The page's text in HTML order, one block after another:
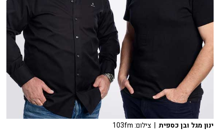
ינון מגל ובן כספית | צילום: 103fm